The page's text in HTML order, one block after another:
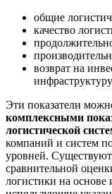
общие
качество
возврат на
Эти показатели
комплексными
логистической
компаний и систем
уровней.
сравнительной
логистики на основе